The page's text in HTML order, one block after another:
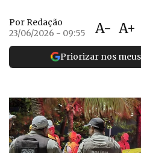
Por Redação
23/06/2026 - 09:55
A- A+
Priorizar nos